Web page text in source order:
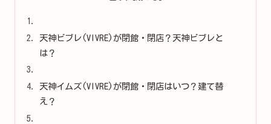
天神ビブレ(VIVRE)が閉館・閉店？天神ビブレと
は？
天神イムズ(VIVRE)が閉館・閉店はいつ？建て替
え？